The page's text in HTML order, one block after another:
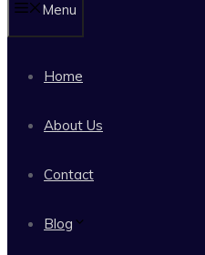
Menu
Home
About Us
Contact
Blog